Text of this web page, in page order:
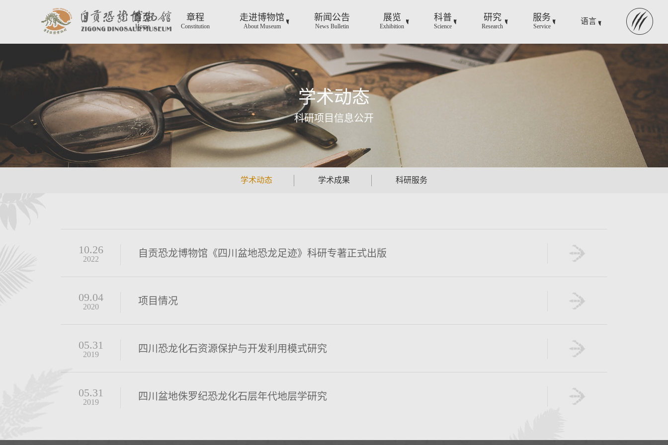
首页
Home
章程
Constitution
走进博物馆
About Museum
新闻公告
News Bulletin
展览
Exhibition
科普
Science
研究
Research
服务
Service
语言
学术动态
科研项目信息公开
学术动态 学术成果 科研服务
10.26
2022
自贡恐龙博物馆《四川盆地恐龙足迹》科研专著正式出版
09.04
2020
项目情况
05.31
2019
四川恐龙化石资源保护与开发利用模式研究
05.31
2019
四川盆地侏罗纪恐龙化石层年代地层学研究